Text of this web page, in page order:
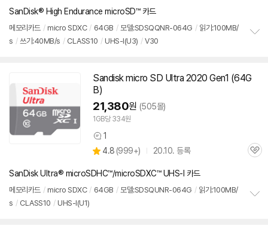
견
점
리
뷰
SanDisk® High Endurance microSD™ 카드
메모리 카드 / micro SDXC / 64GB / 모델:SDSQQNR-064G / 읽기:100MB/
s / 쓰기:40MB/s / CLASS10 / UHS-I(U3) / V30
Sandisk micro SD Ultra 2020 Gen1 (64G
B)
21,380원 (505몰)
1GB당 334원
상
품
견
1
별
점
4.8 (상
리
뷰
999+) 20.10. 등록
관
SanDisk Ultra® microSDHC™/microSDXC™ UHS-I 카드
메모리 카드 / micro SDXC / 64GB / 모델:SDSQUNR-064G / 읽기:100MB/
s / CLASS10 / UHS-I(U1)